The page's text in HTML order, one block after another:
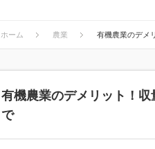
ホーム 農業 有機農業のデメ
有機農業のデメリット！
で